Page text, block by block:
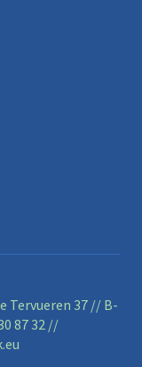
Tervueren 37 // B-
87 32 //